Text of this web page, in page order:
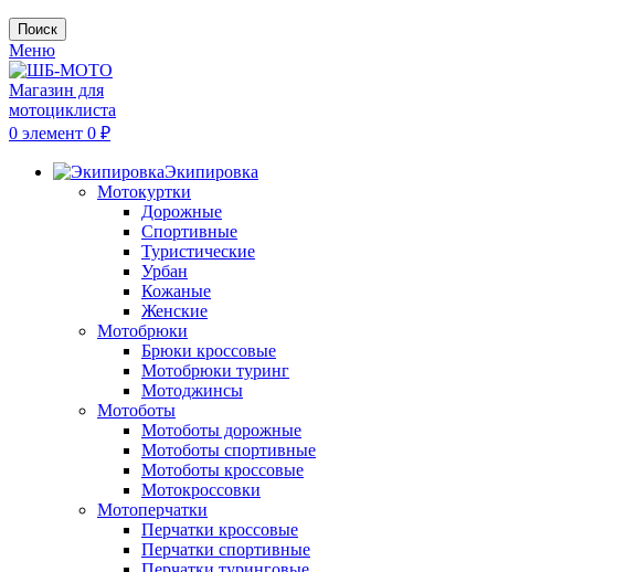
Поиск
Меню
0 элемент 0 ₽
Экипировка
Мотокуртки
Дорожные
Спортивные
Туристические
Урбан
Кожаные
Женские
Мотобрюки
Брюки кроссовые
Мотобрюки туринг
Мотоджинсы
Мотоботы
Мотоботы дорожные
Мотоботы спортивные
Мотоботы кроссовые
Мотокроссовки
Мотоперчатки
Перчатки кроссовые
Перчатки спортивные